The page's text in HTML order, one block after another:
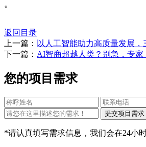
。
返回目录
上一篇： 以人工智能助力高质量发展，
下一篇： AI智商超越人类？别急，专
您的项目需求
*请认真填写需求信息，我们会在24小